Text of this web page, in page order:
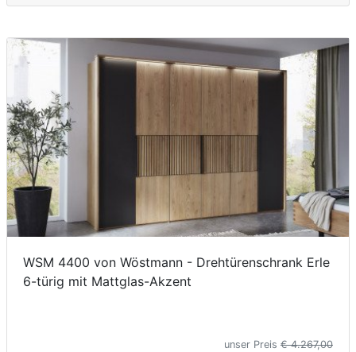
WSM 4400 von Wöstmann - Drehtürenschrank Erle
6-türig mit Mattglas-Akzent
unser Preis € 4.267,00